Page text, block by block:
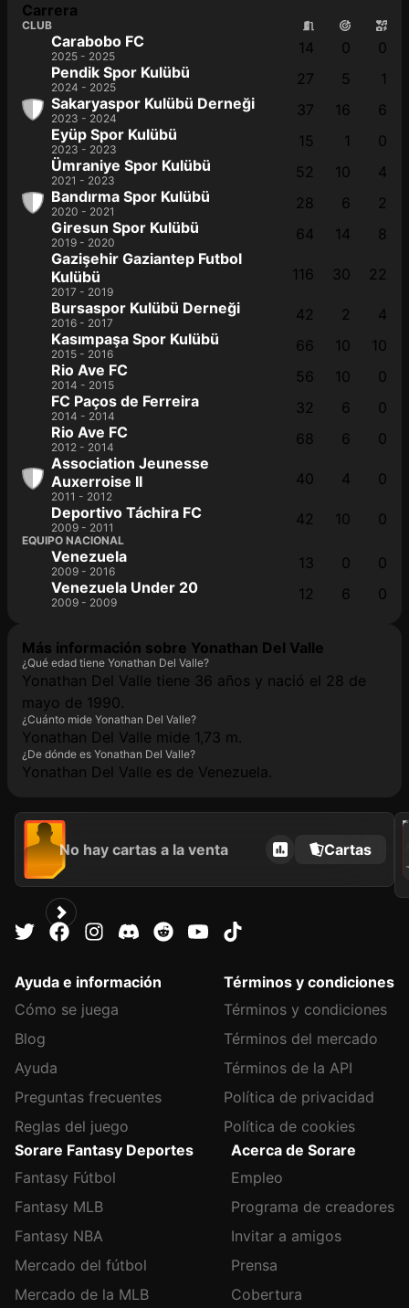
Carrera
CLUB
Carabobo FC
2025 - 2025 14 0
0
Pendik Spor Kulübü
2024 - 2025 27 5
1
Sakaryaspor Kulübü Derneği
2023 - 2024 37 16
6
Eyüp Spor Kulübü
2023 - 2023 15 1
0
Ümraniye Spor Kulübü
2021 - 2023 52 10
4
Bandırma Spor Kulübü
2020 - 2021 28 6
2
Giresun Spor Kulübü
2019 - 2020 64 14
8
Gazişehir Gaziantep Futbol
Kulübü
2017 - 2019
116 30
22
Bursaspor Kulübü Derneği
2016 - 2017 42 2
4
Kasımpaşa Spor Kulübü
2015 - 2016 66 10
10
Rio Ave FC
2014 - 2015 56 10
0
FC Paços de Ferreira
2014 - 2014 32 6
0
Rio Ave FC
2012 - 2014 68 6
0
Association Jeunesse
Auxerroise II
2011 - 2012
40 4
0
Deportivo Táchira FC
2009 - 2011 42 10 0
EQUIPO NACIONAL
Venezuela
2009 - 2016 13 0
0
Venezuela Under 20
2009 - 2009 12 6 0
Más información sobre Yonathan Del Valle
¿Qué edad tiene Yonathan Del Valle?
Yonathan Del Valle tiene 36 años y nació el 28 de
mayo de 1990.
¿Cuánto mide Yonathan Del Valle?
Yonathan Del Valle mide 1,73 m.
¿De dónde es Yonathan Del Valle?
Yonathan Del Valle es de Venezuela.
No hay cartas a la venta Cartas
2022
Ayuda e información
Cómo se juega
Blog
Ayuda
Preguntas frecuentes
Reglas del juego
Términos y condiciones
Términos y condiciones
Términos del mercado
Términos de la API
Política de privacidad
Política de cookies
Sorare Fantasy Deportes
Fantasy Fútbol
Fantasy MLB
Fantasy NBA
Mercado del fútbol
Mercado de la MLB
Acerca de Sorare
Empleo
Programa de creadores
Invitar a amigos
Prensa
Cobertura